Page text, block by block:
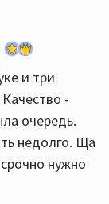
и три
-
очередь.
недолго. Ща
нужно